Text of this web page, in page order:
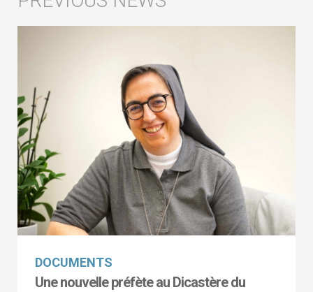
DOCUMENTS
Une nouvelle préfète au Dicastère du